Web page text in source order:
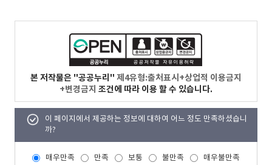
본 저작물은 "공공누리" 제4유형:출처표시+상업적 이용금지
+변경금지 조건에 따라 이용 할 수 있습니다.
이 페이지에서 제공하는 정보에 대하여 어느 정도 만족하셨습니
까?
매우만족 만족 보통 불만족 매우불만족